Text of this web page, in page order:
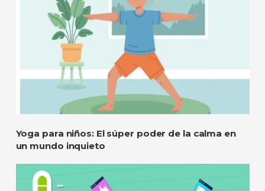
Yoga para niños: El súper poder de la calma en
un mundo inquieto